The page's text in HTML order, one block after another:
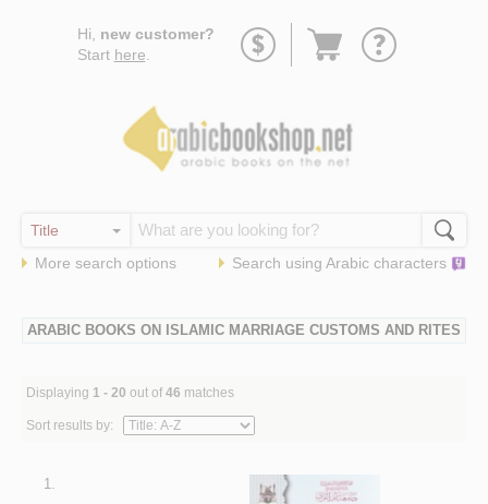
Hi, new customer?
Start here
Go
More search options Search using Arabic characters
ARABIC BOOKS ON ISLAMIC MARRIAGE CUSTOMS AND RITES
Displaying 1 - 20 out of 46 matches
Sort results by:
1.